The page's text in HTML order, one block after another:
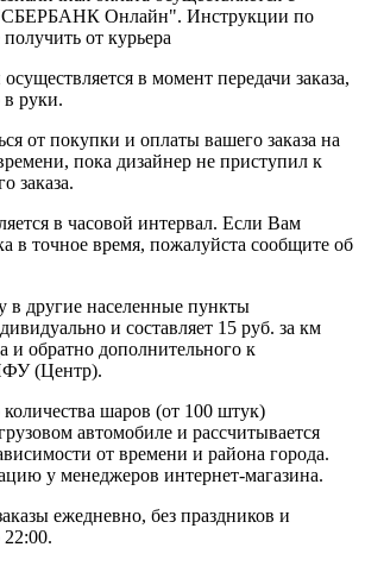
Онлайн". Инструкции по
от курьера
в момент передачи заказа,
руки.
от покупки и оплаты вашего заказа на
пока дизайнер не приступил к
заказа.
в часовой интервал. Если Вам
в точное время, пожалуйста сообщите об
в другие населенные пункты
и составляет 15 руб. за км
и обратно дополнительного к
(Центр).
шаров (от 100 штук)
автомобиле и рассчитывается
от времени и района города.
у менеджеров интернет-магазина.
ежедневно, без праздников и